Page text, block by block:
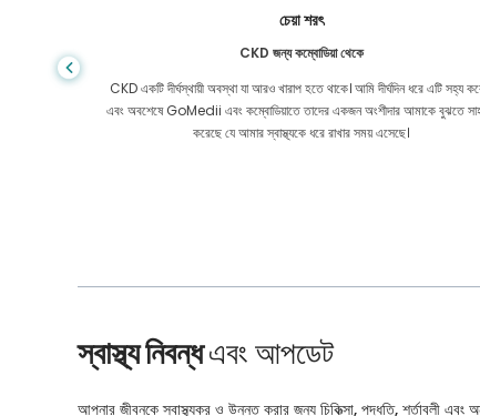
চেয়া শরৎ
CKD জন্য কম্বোডিয়া থেকে
CKD একটি দীর্ঘস্থায়ী অবস্থা যা আরও খারাপ হতে থাকে। আমি দীর্ঘদিন ধরে এটি সহ্য
এবং অবশেষে GoMedii এবং কম্বোডিয়াতে তাদের একজন অংশীদার আমাকে বুঝতে
করেছে যে আমার স্বাস্থ্যকে ধরে রাখার সময় এসেছে।
স্বাস্থ্য নিবন্ধএবং আপডেট
আপনার জীবনকে স্বাস্থ্যকর ও উন্নত করার জন্য চিকিত্সা, পদ্ধতি, শর্তাবলী এবং